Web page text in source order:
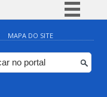
Simplifique!
Comunica BR
Participe
MAPA DO SITE